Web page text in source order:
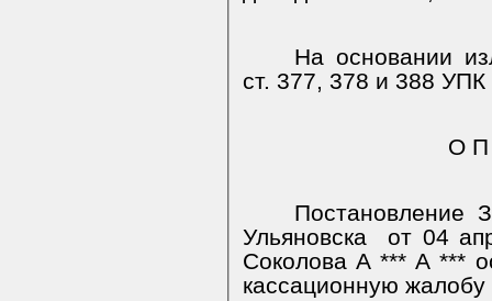
На основании
ст. 377, 378 и 388
О П
Постановление
Ульяновска
от 04
Соколова А *** А ***
кассационную жалобу